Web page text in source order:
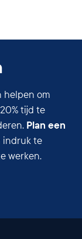
helpen om
tijd te
Plan een
indruk te
werken.